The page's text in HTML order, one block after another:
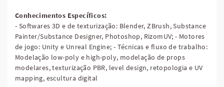
Conhecimentos Específicos:
- Softwares 3D e de texturização: Blender, ZBrush, Substance
Painter/Substance Designer, Photoshop, RizomUV; - Motores
de jogo: Unity e Unreal Engine; - Técnicas e fluxo de trabalho:
Modelação low-poly e high-poly, modelação de props
modelares, texturização PBR, level design, retopologia e UV
mapping, escultura digital